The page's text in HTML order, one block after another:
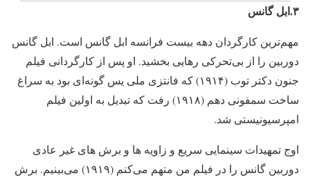
۳.ابل گانس
مهم‌ترین کارگردان دهه بیست فرانسه ابل گانس است. ابل گانس
دوربین را از بی‌تحرکی رهایی بخشید. او پس از کارگردانی فیلم
جنون دکتر توب (۱۹۱۴) که فانتزی ملی یس گونه‌ای بود به سراغ
ساخت سمفونی دهم (۱۹۱۸) رفت که تبدیل به اولین فیلم
امپرسیونیستی شد.
اوج تمهیدات سینمایی سریع و زاویه ها و برش های غیر عادی
دوربین گانس را در فیلم من متهم می‌کنم (۱۹۱۹) می‌بینیم. برش